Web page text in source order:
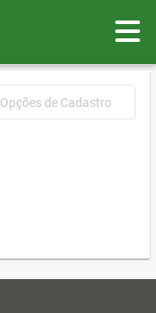
Opções de Cadastro